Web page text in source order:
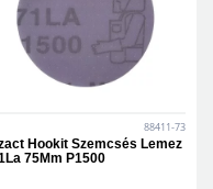
88411-73
Hookit Szemcsés Lemez
75Mm P1500